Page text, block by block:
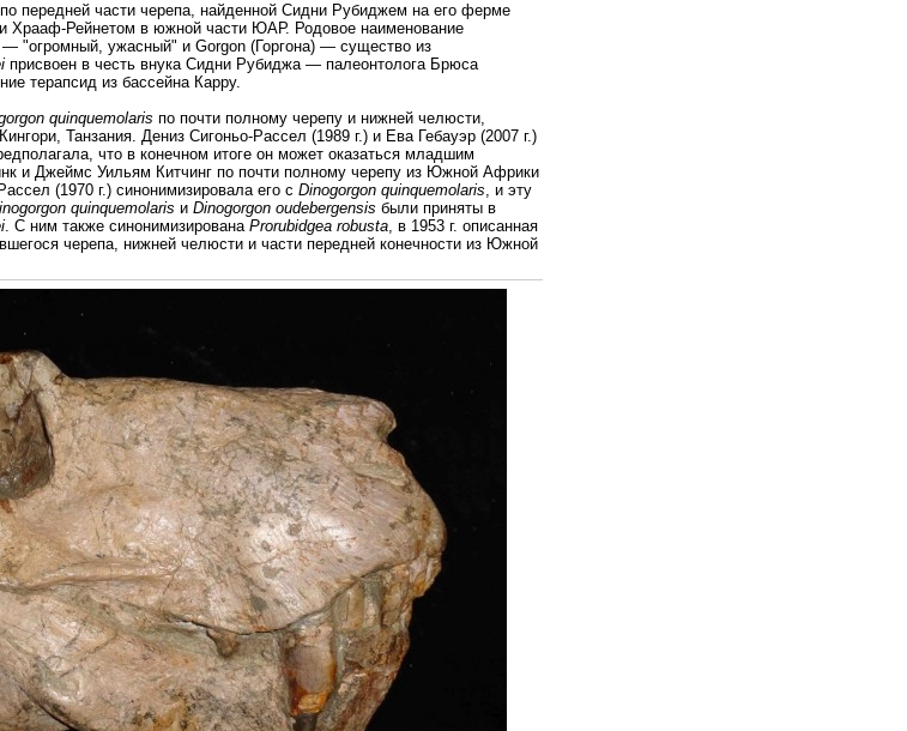
передней части черепа, найденной Сидни Рубиджем на его ферме
Храаф-Рейнетом в южной части ЮАР. Родовое наименование
"огромный, ужасный" и Gorgon (Горгона) — существо из
присвоен в честь внука Сидни Рубиджа — палеонтолога Брюса
терапсид из бассейна Карру.
quinquemolaris по почти полному черепу и нижней челюсти,
Танзания. Дениз Сигоньо-Рассел (1989 г.) и Ева Гебауэр (2007 г.)
что в конечном итоге он может оказаться младшим
и Джеймс Уильям Китчинг по почти полному черепу из Южной Африки
(1970 г.) синонимизировала его с Dinogorgon quinquemolaris, и эту
quinquemolaris и Dinogorgon oudebergensis были приняты в
. С ним также синонимизирована Prorubidgea robusta, в 1953 г. описанная
черепа, нижней челюсти и части передней конечности из Южной